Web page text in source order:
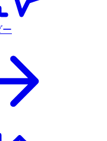
ー